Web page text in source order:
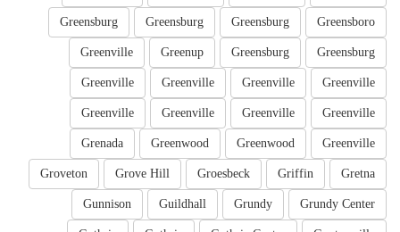
Greensboro
Greensburg
Greensburg
Greensburg
Greensburg
Greensburg
Greenup
Greenville
Greenville
Greenville
Greenville
Greenville
Greenville
Greenville
Greenville
Greenville
Greenville
Greenwood
Greenwood
Grenada
Gretna
Griffin
Groesbeck
Grove Hill
Groveton
Grundy Center
Grundy
Guildhall
Gunnison